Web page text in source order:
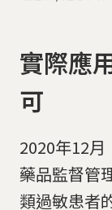
實際應
可
2020年12月
藥品監督管
類過敏患者